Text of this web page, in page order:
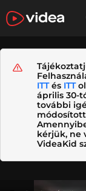
ITTés ITT
április 30-
további
kérjük, ne
VideaKid